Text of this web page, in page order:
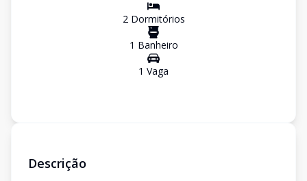
2Dormitórios
1 Banheiro
1 Vaga
Descrição